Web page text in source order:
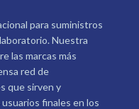
para suministros
Nuestra
las marcas más
red de
que sirven y
finales en los